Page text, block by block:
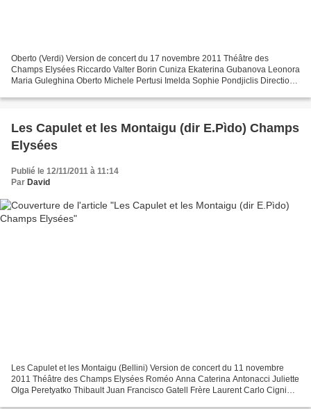
Oberto (Verdi) Version de concert du 17 novembre 2011 Théâtre des
Champs Elysées Riccardo Valter Borin Cuniza Ekaterina Gubanova Leonora
Maria Guleghina Oberto Michele Pertusi Imelda Sophie Pondjiclis Direction
Les Capulet et les Montaigu (dir E.Pìdo) Champs
Elysées
Publié le 12/11/2011 à 11:14
Par David
Les Capulet et les Montaigu (Bellini) Version de concert du 11 novembre
2011 Théâtre des Champs Elysées Roméo Anna Caterina Antonacci Juliette
Olga Peretyatko Thibault Juan Francisco Gatell Frère Laurent Carlo Cigni